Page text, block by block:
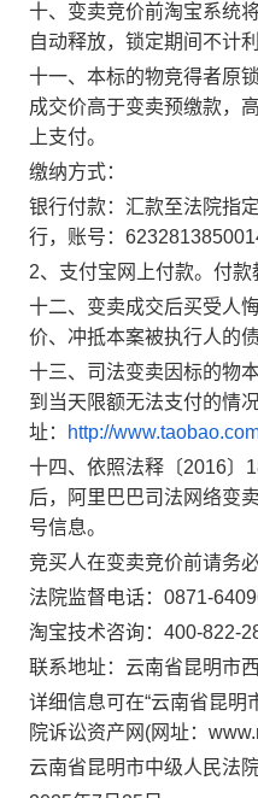
十、变卖竞价前淘宝系统
自动释放，锁定期间不计利
十一、本标的物竞得者原
成交价高于变卖预缴款，
上支付。
缴纳方式：
银行付款：汇款至法院指
行，账号：
2、支付宝网上付款。付款
十二、变卖成交后买受人
价、冲抵本案被执行人的
十三、司法变卖因标的物
到当天限额无法支付的情
址：
http://
十四、依照法释〔2016〕
后，阿里巴巴司法网络变
号信息。
竞买人在变卖竞价前请务
法院监督电话： 0871-
淘宝技术咨询： 400-822-
联系地址：云南省昆明市
详细信息可在“云南省昆明
院诉讼资产网(网址：
云南省昆明市中级人民法